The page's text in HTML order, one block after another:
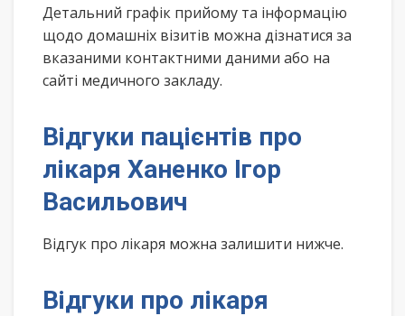
Детальний графік прийому та інформацію
щодо домашніх візитів можна дізнатися за
вказаними контактними даними або на
сайті медичного закладу.
Відгуки пацієнтів про
лікаря Ханенко Ігор
Васильович
Відгук про лікаря можна залишити нижче.
Відгуки про лікаря